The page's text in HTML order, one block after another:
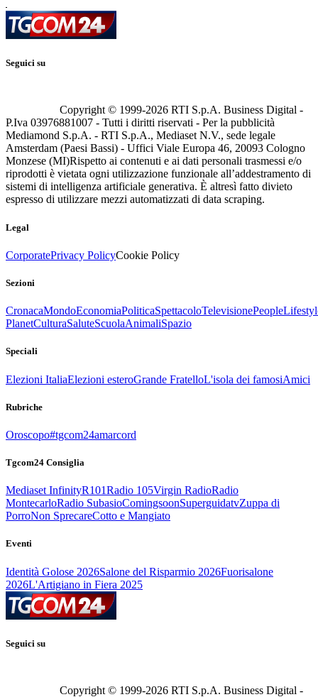
Seguici su
Copyright © 1999-2026 RTI S.p.A. Business Digital -
P.Iva 03976881007 - Tutti i diritti riservati - Per la pubblicità
Mediamond S.p.A. - RTI S.p.A., Mediaset N.V., sede legale
Amsterdam (Paesi Bassi) - Uffici Viale Europa 46, 20093 Cologno
Monzese (MI)Rispetto ai contenuti e ai dati personali trasmessi e/o
riprodotti è vietata ogni utilizzazione funzionale all’addestramento di
sistemi di intelligenza artificiale generativa. È altresì fatto divieto
espresso di utilizzare mezzi automatizzati di data scraping.
Legal
CorporatePrivacy PolicyCookie Policy
Sezioni
CronacaMondoEconomiaPoliticaSpettacoloTelevisionePeople
PlanetCulturaSaluteScuolaAnimaliSpazio
Speciali
Elezioni ItaliaElezioni esteroGrande FratelloL'isola dei famosiAmici
Rubriche
Oroscopo#tgcom24amarcord
Tgcom24 Consiglia
Mediaset InfinityR101Radio 105Virgin RadioRadio
MontecarloRadio SubasioComingsoonSuperguidatvZuppa di
PorroNon SprecareCotto e Mangiato
Eventi
Identità Golose 2026Salone del Risparmio 2026Fuorisalone
2026L'Artigiano in Fiera 2025
Seguici su
Copyright © 1999-2026 RTI S.p.A. Business Digital -